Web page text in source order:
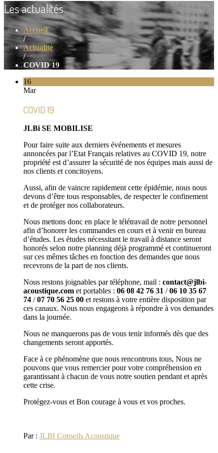
Les actualités
Accueil
/
Actualité
/
COVID 19
16
Mar
COVID 19
JLBi SE MOBILISE
Pour faire suite aux derniers événements et mesures
annoncées par l’Etat Français relatives au COVID 19, notre
propriété est d’assurer la sécurité de nos équipes mais aussi de
nos clients et concitoyens.
Aussi, afin de vaincre rapidement cette épidémie, nous nous
devons d’être tous responsables, de respecter le confinement
et de protéger nos collaborateurs.
Nous mettons donc en place le télétravail de notre personnel
afin d’honorer les commandes en cours et à venir en bureau
d’études. Les études nécessitant le travail à distance seront
honorés selon notre planning déjà programmé et continueront
sur ces mêmes tâches en fonction des demandes que nous
recevrons de la part de nos clients.
Nous restons joignables par téléphone, mail : contact@jlbi-
acoustique.com et portables : 06 08 42 76 31 /06 10 35 67
74 /07 70 56 25 00 et restons à votre entière disposition par
ces canaux. Nous nous engageons à répondre à vos demandes
dans la journée.
Nous ne manquerons pas de vous tenir informés dès que des
changements seront apportés.
Face à ce phénomène que nous rencontrons tous, Nous ne
pouvons que vous remercier pour votre compréhension en
garantissant à chacun de vous notre soutien pendant et après
cette crise.
Protégez-vous et Bon courage à vous et vos proches.
Par : JLBI Conseils Acoustique